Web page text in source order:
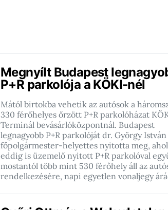
Megnyílt Budapest
P+R parkolója a KÖKI-nél
Mától birtokba vehetik az autósok a
330 férőhelyes őrzött P+R parkolóházat
Terminál bevásárlóközpontnál. Budapest
legnagyobb P+R parkolóját dr. György István
főpolgármester-helyettes nyitotta meg,
eddig is üzemelő nyitott P+R parkolóval
mostantól több mint 530 férőhely áll az
rendelkezésére, napi egyetlen vonaljegy